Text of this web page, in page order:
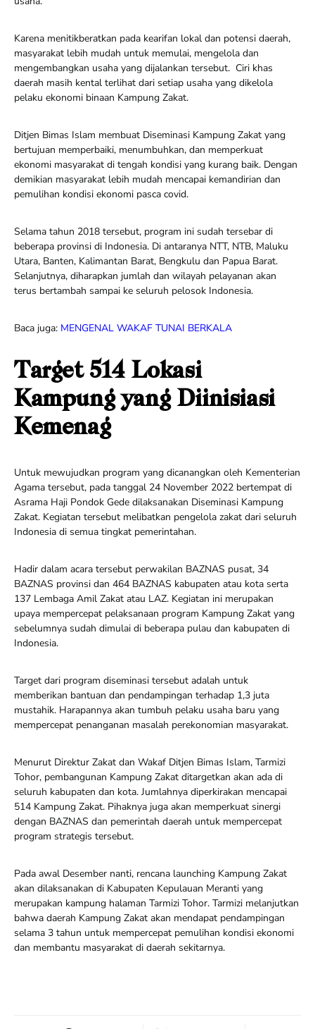
Karena menitikberatkan pada kearifan lokal dan potensi daerah,
masyarakat lebih mudah untuk memulai, mengelola dan
mengembangkan usaha yang dijalankan tersebut. Ciri khas
daerah masih kental terlihat dari setiap usaha yang dikelola
pelaku ekonomi binaan Kampung Zakat.
Ditjen Bimas Islam membuat Diseminasi Kampung Zakat yang
bertujuan memperbaiki, menumbuhkan, dan memperkuat
ekonomi masyarakat di tengah kondisi yang kurang baik. Dengan
demikian masyarakat lebih mudah mencapai kemandirian dan
pemulihan kondisi ekonomi pasca covid.
Selama tahun 2018 tersebut, program ini sudah tersebar di
beberapa provinsi di Indonesia. Di antaranya NTT, NTB, Maluku
Utara, Banten, Kalimantan Barat, Bengkulu dan Papua Barat.
Selanjutnya, diharapkan jumlah dan wilayah pelayanan akan
terus bertambah sampai ke seluruh pelosok Indonesia.
Baca juga: MENGENAL WAKAF TUNAI BERKALA
Target 514 Lokasi
Kampung yang Diinisiasi
Kemenag
Untuk mewujudkan program yang dicanangkan oleh Kementerian
Agama tersebut, pada tanggal 24 November 2022 bertempat di
Asrama Haji Pondok Gede dilaksanakan Diseminasi Kampung
Zakat. Kegiatan tersebut melibatkan pengelola zakat dari seluruh
Indonesia di semua tingkat pemerintahan.
Hadir dalam acara tersebut perwakilan BAZNAS pusat, 34
BAZNAS provinsi dan 464 BAZNAS kabupaten atau kota serta
137 Lembaga Amil Zakat atau LAZ. Kegiatan ini merupakan
upaya mempercepat pelaksanaan program Kampung Zakat yang
sebelumnya sudah dimulai di beberapa pulau dan kabupaten di
Indonesia.
Target dari program diseminasi tersebut adalah untuk
memberikan bantuan dan pendampingan terhadap 1,3 juta
mustahik. Harapannya akan tumbuh pelaku usaha baru yang
mempercepat penanganan masalah perekonomian masyarakat.
Menurut Direktur Zakat dan Wakaf Ditjen Bimas Islam, Tarmizi
Tohor, pembangunan Kampung Zakat ditargetkan akan ada di
seluruh kabupaten dan kota. Jumlahnya diperkirakan mencapai
514 Kampung Zakat. Pihaknya juga akan memperkuat sinergi
dengan BAZNAS dan pemerintah daerah untuk mempercepat
program strategis tersebut.
Pada awal Desember nanti, rencana launching Kampung Zakat
akan dilaksanakan di Kabupaten Kepulauan Meranti yang
merupakan kampung halaman Tarmizi Tohor. Tarmizi melanjutkan
bahwa daerah Kampung Zakat akan mendapat pendampingan
selama 3 tahun untuk mempercepat pemulihan kondisi ekonomi
dan membantu masyarakat di daerah sekitarnya.